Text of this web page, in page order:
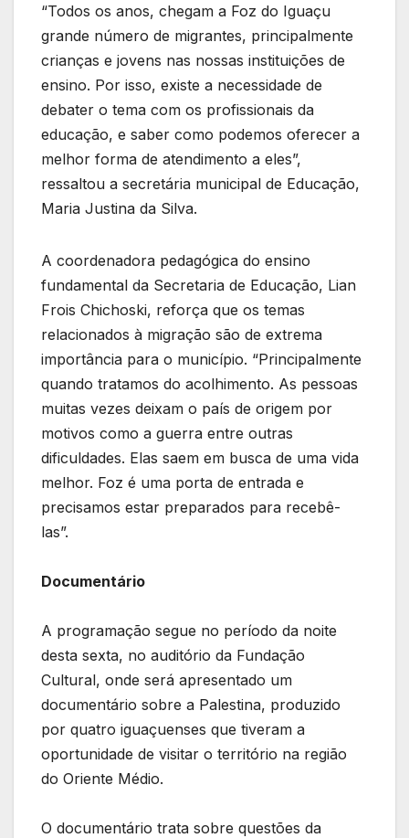
“Todos os anos, chegam a Foz do Iguaçu
grande número de migrantes, principalmente
crianças e jovens nas nossas instituições de
ensino. Por isso, existe a necessidade de
debater o tema com os profissionais da
educação, e saber como podemos oferecer a
melhor forma de atendimento a eles”,
ressaltou a secretária municipal de Educação,
Maria Justina da Silva.
A coordenadora pedagógica do ensino
fundamental da Secretaria de Educação, Lian
Frois Chichoski, reforça que os temas
relacionados à migração são de extrema
importância para o município. “Principalmente
quando tratamos do acolhimento. As pessoas
muitas vezes deixam o país de origem por
motivos como a guerra entre outras
dificuldades. Elas saem em busca de uma vida
melhor. Foz é uma porta de entrada e
precisamos estar preparados para recebê-
las”.
Documentário
A programação segue no período da noite
desta sexta, no auditório da Fundação
Cultural, onde será apresentado um
documentário sobre a Palestina, produzido
por quatro iguaçuenses que tiveram a
oportunidade de visitar o território na região
do Oriente Médio.
O documentário trata sobre questões da